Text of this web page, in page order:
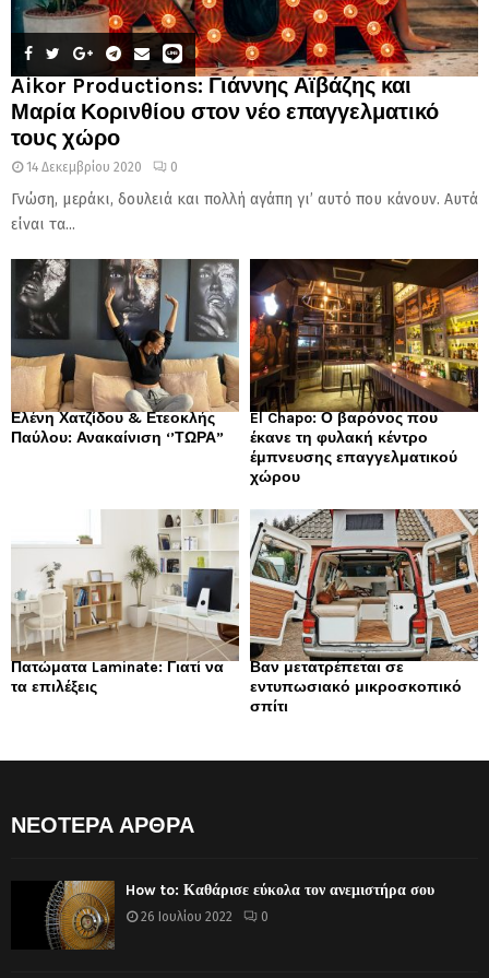
Aikor Productions: Γιάννης Αϊβάζης και
Μαρία Κορινθίου στον νέο επαγγελματικό
τους χώρο
14 Δεκεμβρίου 2020 0
Γνώση, μεράκι, δουλειά και πολλή αγάπη γι’ αυτό που κάνουν. Αυτά
είναι τα...
Ελένη Χατζίδου & Ετεοκλής
Παύλου: Ανακαίνιση ‘’ΤΩΡΑ”
El Chapo: Ο βαρόνος που
έκανε τη φυλακή κέντρο
έμπνευσης επαγγελματικού
χώρου
Πατώματα Laminate: Γιατί να
τα επιλέξεις
Βαν μετατρέπεται σε
εντυπωσιακό μικροσκοπικό
σπίτι
ΝΕΟΤΕΡΑ ΑΡΘΡΑ
How to: Καθάρισε εύκολα τον ανεμιστήρα σου
26 Ιουλίου 2022 0